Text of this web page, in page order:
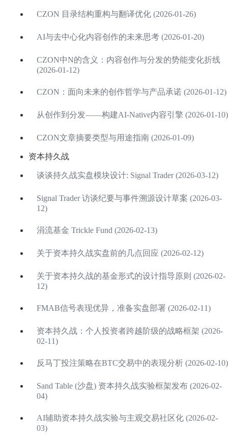
CZON 目录结构重构与翻译优化 (2026-01-26)
AI与去中心化内容创作的未来思考 (2026-01-20)
CZON中N的含义：内容创作与分发的势能变化折线
(2026-01-12)
CZON：面向未来的创作哲学与产品承诺 (2026-01-12)
从创作到分发——构建AI-Native内容引擎 (2026-01-10)
CZON文章摘要类型与用途指南 (2026-01-09)
资本持久战
谈谈持久战实盘模块设计: Signal Trader (2026-03-12)
Signal Trader 访谈纪要与事件溯源设计草案 (2026-03-
12)
涓流基金 Trickle Fund (2026-02-13)
关于资本持久战实盘前的几点回应 (2026-02-12)
关于资本持久战的基金形式的设计指导原则 (2026-02-
12)
FMAB信号表现优异，准备实盘部署 (2026-02-11)
资本持久战：个人投资者跨越阶级的战略框架 (2026-
02-11)
反马丁投注策略在BTC交易中的表现分析 (2026-02-10)
Sand Table (沙盘) 资本持久战实验框架发布 (2026-02-
04)
AI辅助资本持久战实验与主观交易社区化 (2026-02-
03)